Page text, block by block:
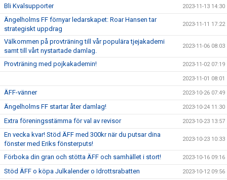
Bli Kvalsupporter 2023-11-13 14:30
Ängelholms FF förnyar ledarskapet: Roar Hansen tar
strategiskt uppdrag
2023-11-11 17:22
Välkommen på provträning till vår populära tjejakademi
samt till vårt nystartade damlag.
2023-11-06 08:03
Provträning med pojkakademin! 2023-11-02 07:19
2023-11-01 08:01
ÄFF-vänner 2023-10-26 07:49
Ängelholms FF startar åter damlag! 2023-10-24 11:30
Extra föreningsstämma för val av revisor 2023-10-23 13:57
En vecka kvar! Stöd ÄFF med 300kr när du putsar dina
fönster med Eriks fönsterputs!
2023-10-23 10:33
Förboka din gran och stötta ÄFF och samhället i stort! 2023-10-16 09:16
Stöd ÄFF o köpa Julkalender o Idrottsrabatten 2023-10-12 09:56